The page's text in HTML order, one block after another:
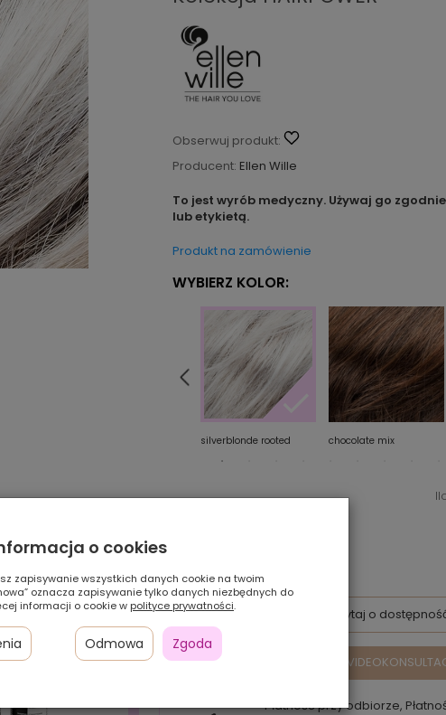
Obserwuj produkt:
Producent: Ellen Wille
To jest wyrób medyczny. Używaj go
lub etykietą.
Produkt na zamówienie
WYBIERZ KOLOR:
silverblonde rooted chocolate mix
Zapytaj o
Płatność przy odbiorze,
o cookies
zapisywanie wszystkich danych cookie na twoim
oznacza zapisywanie tylko danych niezbędnych do
informacji o cookie w polityce prywatności.
Odmowa Zgoda